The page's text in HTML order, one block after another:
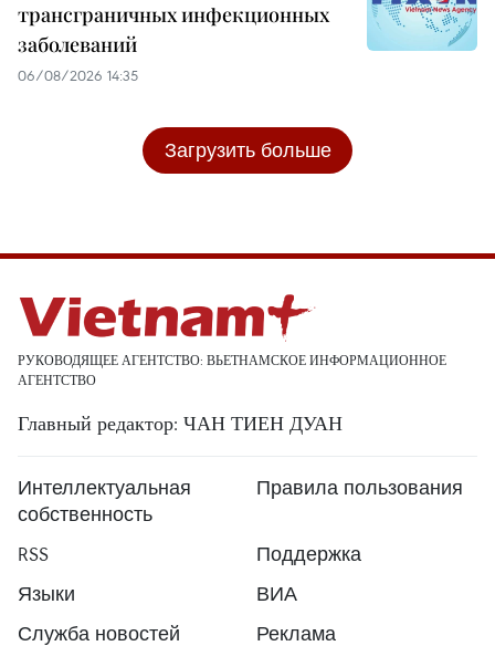
трансграничных инфекционных
заболеваний
06/08/2026 14:35
Загрузить больше
РУКОВОДЯЩЕЕ АГЕНТСТВО: ВЬЕТНАМСКОЕ ИНФОРМАЦИОННОЕ
АГЕНТСТВО
Главный редактор: ЧАН ТИЕН ДУАН
Интеллектуальная
собственность
Правила пользования
RSS
Поддержка
Языки
ВИА
Служба новостей
Реклама